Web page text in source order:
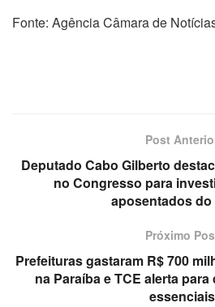
Fonte: Agência Câmara de
Post
Deputado Cabo Gilberto
no Congresso para
aposentados do
Próximo
Prefeituras gastaram R$ 700
na Paraíba e TCE alerta
essenciais